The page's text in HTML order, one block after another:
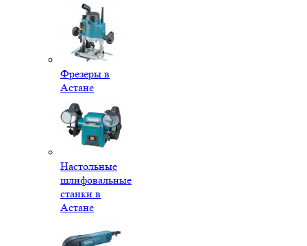
Фрезеры в
Астане
Настольные
шлифовальные
станки в
Астане